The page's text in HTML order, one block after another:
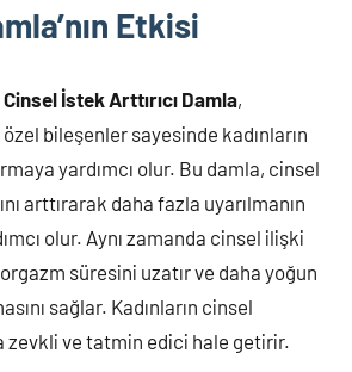
Etkisi
İstek Arttırıcı Damla,
bileşenler sayesinde kadınların
yardımcı olur. Bu damla, cinsel
arttırarak daha fazla uyarılmanın
olur. Aynı zamanda cinsel ilişki
süresini uzatır ve daha yoğun
sağlar. Kadınların cinsel
zevkli ve tatmin edici hale getirir.